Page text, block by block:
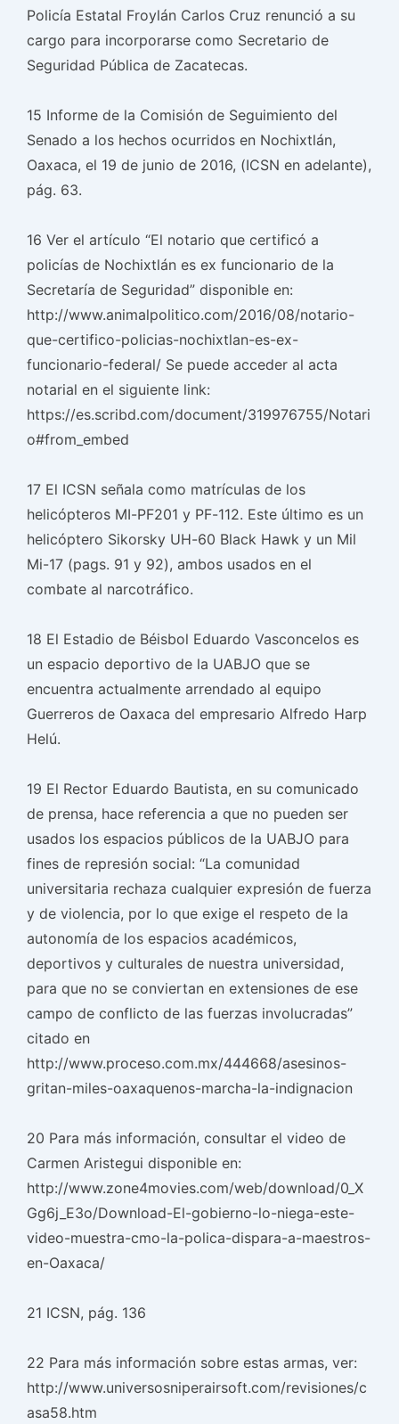
Policía Estatal Froylán Carlos Cruz renunció a su
cargo para incorporarse como Secretario de
Seguridad Pública de Zacatecas.
15 Informe de la Comisión de Seguimiento del
Senado a los hechos ocurridos en Nochixtlán,
Oaxaca, el 19 de junio de 2016, (ICSN en adelante),
pág. 63.
16 Ver el artículo “El notario que certificó a
policías de Nochixtlán es ex funcionario de la
Secretaría de Seguridad” disponible en:
http://www.animalpolitico.com/2016/08/notario-
que-certifico-policias-nochixtlan-es-ex-
funcionario-federal/ Se puede acceder al acta
notarial en el siguiente link:
https://es.scribd.com/document/319976755/Notari
o#from_embed
17 El ICSN señala como matrículas de los
helicópteros MI-PF201 y PF-112. Este último es un
helicóptero Sikorsky UH-60 Black Hawk y un Mil
Mi-17 (pags. 91 y 92), ambos usados en el
combate al narcotráfico.
18 El Estadio de Béisbol Eduardo Vasconcelos es
un espacio deportivo de la UABJO que se
encuentra actualmente arrendado al equipo
Guerreros de Oaxaca del empresario Alfredo Harp
Helú.
19 El Rector Eduardo Bautista, en su comunicado
de prensa, hace referencia a que no pueden ser
usados los espacios públicos de la UABJO para
fines de represión social: “La comunidad
universitaria rechaza cualquier expresión de fuerza
y de violencia, por lo que exige el respeto de la
autonomía de los espacios académicos,
deportivos y culturales de nuestra universidad,
para que no se conviertan en extensiones de ese
campo de conflicto de las fuerzas involucradas”
citado en
http://www.proceso.com.mx/444668/asesinos-
gritan-miles-oaxaquenos-marcha-la-indignacion
20 Para más información, consultar el video de
Carmen Aristegui disponible en:
http://www.zone4movies.com/web/download/0_X
Gg6j_E3o/Download-El-gobierno-lo-niega-este-
video-muestra-cmo-la-polica-dispara-a-maestros-
en-Oaxaca/
21 ICSN, pág. 136
22 Para más información sobre estas armas, ver:
http://www.universosniperairsoft.com/revisiones/c
asa58.htm